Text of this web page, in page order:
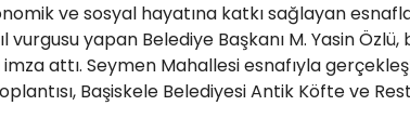
ve sosyal hayatına katkı sağlayan
vurgusu yapan Belediye Başkanı M. Yasin
attı. Seymen Mahallesi esnafıyla
Başiskele Belediyesi Antik Köfte ve